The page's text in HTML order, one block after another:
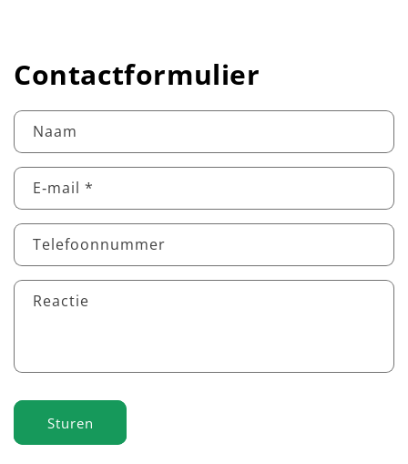
Contactformulier
Naam
E‑mail *
Telefoonnummer
Reactie
Sturen